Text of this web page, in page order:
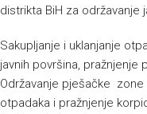
distrikta BiH za održavanje
Sakupljanje i uklanjanje
javnih površina, pražnjenje
Održavanje pješačke zone
otpadaka i pražnjenje